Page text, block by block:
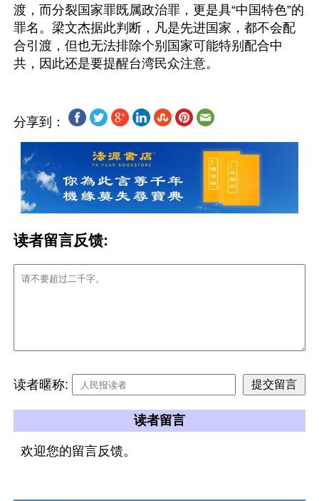
渡，而分裂国家罪既属政治罪，更是具“中国特色”的
罪名。梁文杰据此判断，凡是先进国家，都不会配
合引渡，但也无法排除个别国家可能特别配合中
分享到：
读者留言反馈:
读者暱称:
读者留言
欢迎您的留言反馈。